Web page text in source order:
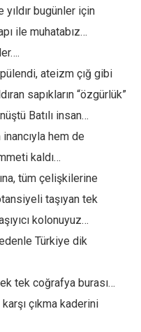
bugünler için
ile muhatabız…
ateizm çığ gibi
sapıkların “özgürlük”
Batılı insan…
hem de
kaldı…
tüm çelişkilerine
taşıyan tek
kolonuyuz…
Türkiye dik
tek coğrafya burası…
çıkma kaderini